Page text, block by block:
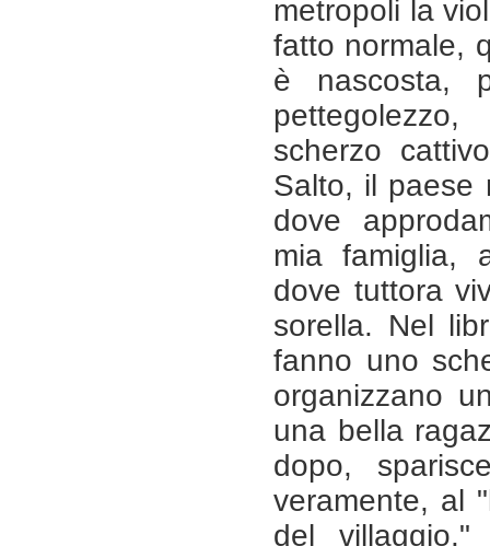
metropoli la
fatto normale,
è nascosta,
scherzo
Salto, il paese
dove
mia famiglia,
dove tuttora
sorella. Nel
fanno uno
organizzano
una bella
dopo,
veramente, al
del villaggio."